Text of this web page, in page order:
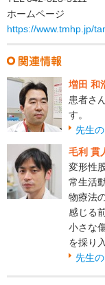
ホームページ
https://www.tmhp.jp/
増田 和
患者さ
す。
先生
毛利 貫
変形性
常生活
物療法
感じる
小さな
を採り
先生